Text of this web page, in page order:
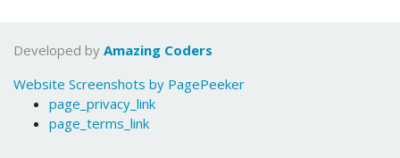
Developed by Amazing Coders
Website Screenshots by PagePeeker
page_privacy_link
page_terms_link